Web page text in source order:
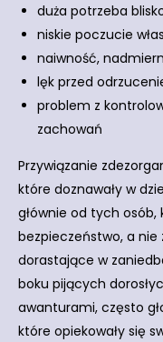
duża potrzeba
niskie poczucie
naiwność,
lęk przed
problem z
zachowań
Przywiązanie
które doznawały w
głównie od tych
bezpieczeństwo, a nie
dorastające w
boku pijących
awanturami, często
które opiekowały się